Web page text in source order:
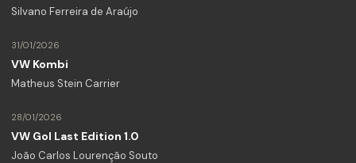
Silvano Ferreira de Araújo
31/01/2026
VW Kombi
Matheus Stein Carrier
28/01/2026
VW Gol Last Edition 1.0
João Carlos Lourenção Souto